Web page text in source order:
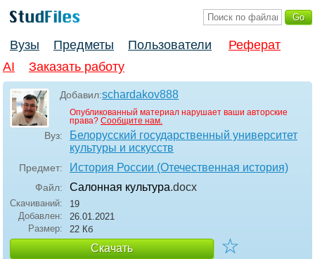
Вузы Предметы Пользователи
Реферат
AI
Заказать работу
Добавил:schardakov888
Опубликованный материал нарушает ваши авторские
права? Сообщите нам.
Вуз:
Белорусский государственный университет
культуры и искусств
Предмет: История России (Отечественная история)
Файл: Салонная культура.docx
Скачиваний:
19
Добавлен:
26.01.2021
Размер:
22 Кб
Скачать ☆